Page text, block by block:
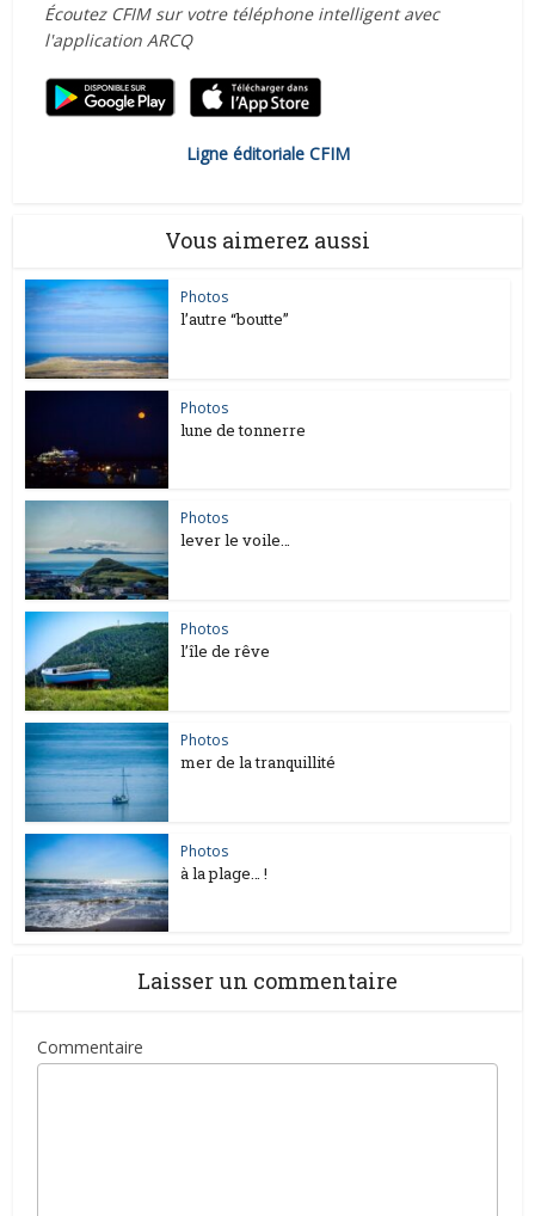
Écoutez CFIM sur votre téléphone intelligent avec
l'application ARCQ
Ligne éditoriale CFIM
Vous aimerez aussi
Photos
l’autre “boutte”
Photos
lune de tonnerre
Photos
lever le voile…
Photos
l’île de rêve
Photos
mer de la tranquillité
Photos
à la plage… !
Laisser un commentaire
Commentaire